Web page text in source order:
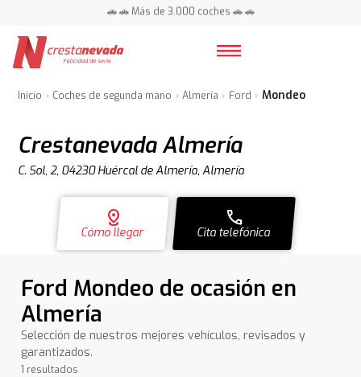
🚗 🚗 Más de 3.000 coches 🚗 🚗
Inicio Coches de segunda mano Almería Ford Mondeo
Crestanevada Almería
C. Sol, 2, 04230 Huércal de Almería, Almería
distance
Cómo llegar
call
Cita telefónica
Ford Mondeo de ocasión en
Almería
Selección de nuestros mejores vehículos, revisados y
garantizados.
1 resultados